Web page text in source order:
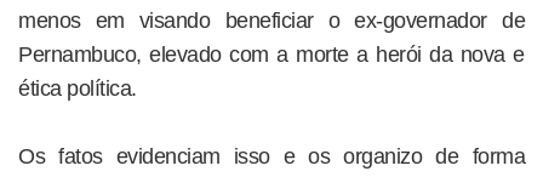
menos em visando beneficiar o ex-governador de
Pernambuco, elevado com a morte a herói da nova e
ética política.
Os fatos evidenciam isso e os organizo de forma